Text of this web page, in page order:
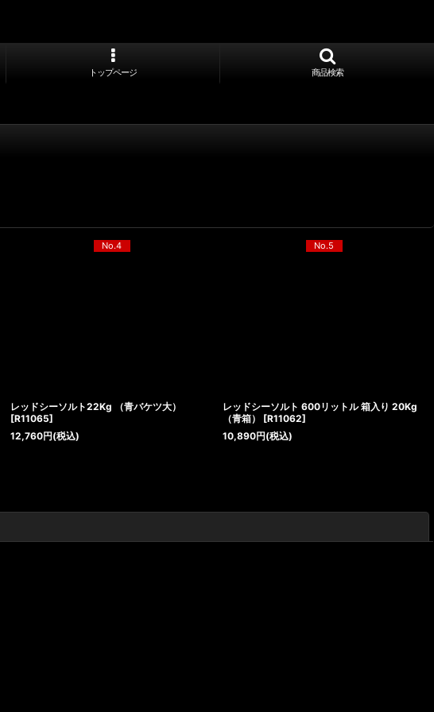
トップページ 商品検索
No.4
レッドシーソルト22Kg （青バケツ大）
[R11065]
12,760円(税込)
No.5
レッドシーソルト 600リットル 箱入り 20Kg
（青箱）
[R11062]
10,890円(税込)